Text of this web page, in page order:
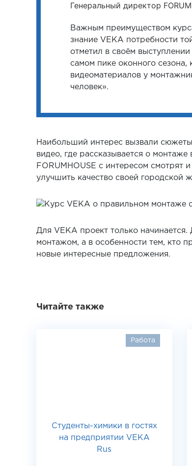
Генеральный директор
Важным преимуществом
знание VEKA потребности
отметил в своём
самом пике оконного
видеоматериалов у
человек».
Наибольший интерес вызвали
видео, где рассказывается о
FORUMHOUSE с интересом смотрят
улучшить качество своей городской
Для VEKA проект только
монтажом, а в особенности тем, кто
новые интересные предложения.
Читайте также
Работа
Студенты-химики в гостях
на предприятии VEKA
Rus